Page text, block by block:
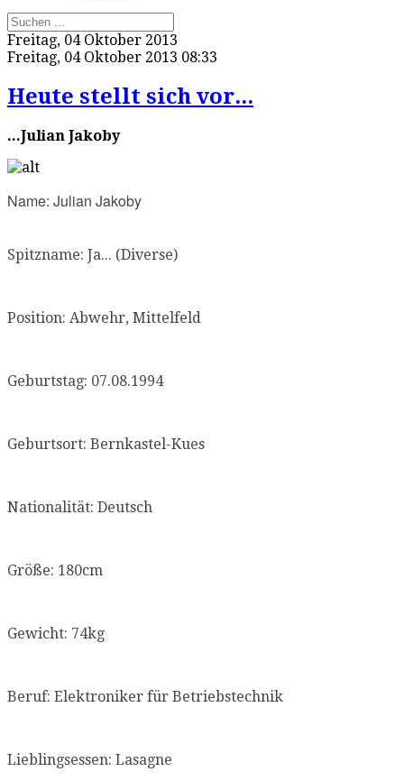
Freitag, 04 Oktober 2013
Freitag, 04 Oktober 2013 08:33
Heute stellt sich vor...
...Julian Jakoby
Name: Julian Jakoby
Spitzname: Ja... (Diverse)
Position: Abwehr, Mittelfeld
Geburtstag: 07.08.1994
Geburtsort: Bernkastel-Kues
Nationalität: Deutsch
Größe: 180cm
Gewicht: 74kg
Beruf: Elektroniker für Betriebstechnik
Lieblingsessen: Lasagne